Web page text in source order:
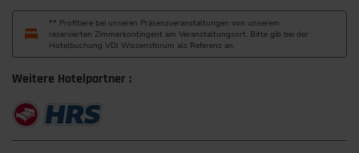
** Profitiere bei unseren Präsenzveranstaltungen von unserem
reservierten Zimmerkontingent am Veranstaltungsort. Bitte gib bei der
Hotelbuchung VDI Wissensforum als Referenz an.
Weitere Hotelpartner :